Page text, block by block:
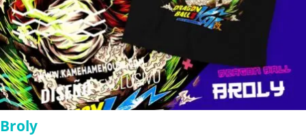
Broly